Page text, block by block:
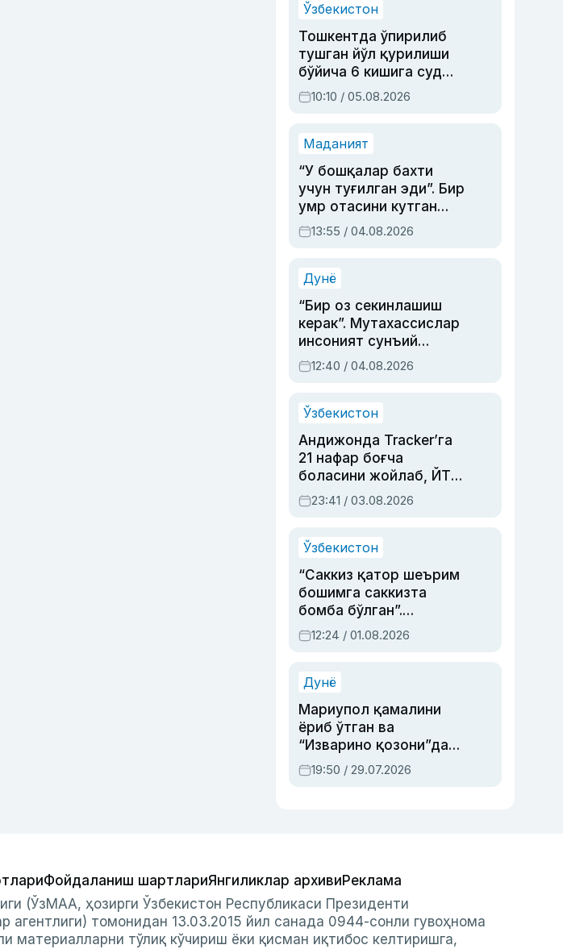
Ўзбекистон
Тошкентда ўпирилиб
тушган йўл қурилиши
бўйича 6 кишига суд
ҳукми ўқилди
10:10 / 05.08.2026
Маданият
“У бошқалар бахти
учун туғилган эди”. Бир
умр отасини кутган
актриса ва дубльяж
устаси Римма
синовларга тўла ҳаёти
13:55 / 04.08.2026
Дунё
“Бир оз секинлашиш
керак”. Мутахассислар
инсоният сунъий
интеллектни бошқара
олмай қолишидан
12:40 / 04.08.2026
Ўзбекистон
Андижонда Tracker’га
21 нафар боғча
боласини жойлаб, ЙТҲ
содир этган аёлга суд
ҳукми ўқилди
23:41 / 03.08.2026
Ўзбекистон
“Саккиз қатор шеърим
бошимга саккизта
бомба бўлган”.
Абдулла Ориповни
сиёсий айбловлардан
12:24 / 01.08.2026
Дунё
Мариупол қамалини
ёриб ўтган ва
“Изварино қозони”дан
чиққан қаҳрамон —
Украина армияси бош
19:50 / 29.07.2026
Фойдаланиш шартлариЯнгиликлар архивиРеклама
(ЎзМАА, ҳозирги Ўзбекистон Республикаси Президенти
томонидан 13.03.2015 йил санада 0944-сонли гувоҳнома
материалларни тўлиқ кўчириш ёки қисман иқтибос келтиришга,